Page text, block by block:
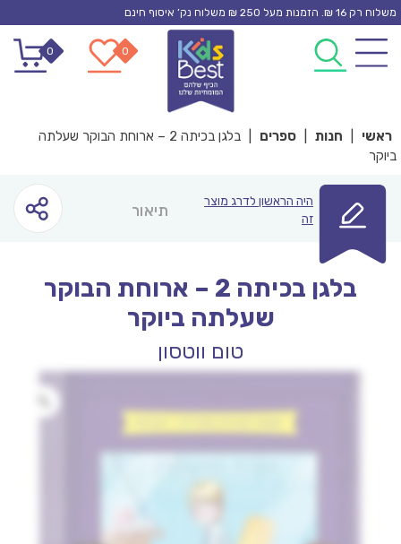
Skip
content
משלוח רק 16 ₪. הזמנות מעל 250 ₪ משלוח נק’ איסוף חינם
0
0
ראשי חנות ספרים
בלגן בכיתה 2 – ארוחת הבוקר שעלתה
ביוקר
היה הראשון לדרג מוצר
זה
תיאור
בלגן בכיתה 2 – ארוחת הבוקר
שעלתה ביוקר
טום ווטסון